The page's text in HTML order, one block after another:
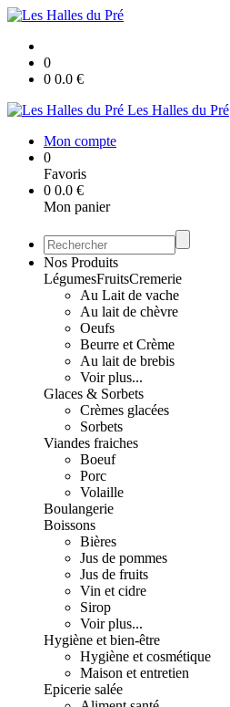
0
0 0.0 €
Les Halles du Pré
Mon compte
0
Favoris
0 0.0 €
Mon panier
Nos Produits
LégumesFruitsCremerie
Au Lait de vache
Au lait de chèvre
Oeufs
Beurre et Crème
Au lait de brebis
Voir plus...
Glaces & Sorbets
Crèmes glacées
Sorbets
Viandes fraiches
Boeuf
Porc
Volaille
Boulangerie
Boissons
Bières
Jus de pommes
Jus de fruits
Vin et cidre
Sirop
Voir plus...
Hygiène et bien-être
Hygiène et cosmétique
Maison et entretien
Epicerie salée